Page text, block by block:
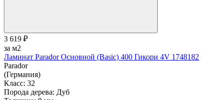
3 619 ₽
за м2
Ламинат Parador Основной (Basic) 400 Гикори 4V 1748182
Parador
(Германия)
Класс: 32
Порода дерева: Дуб